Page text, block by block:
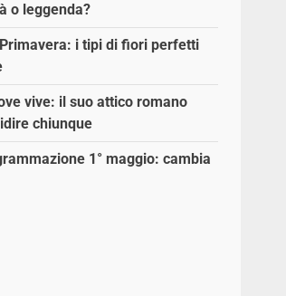
o leggenda?
i tipi di fiori perfetti
vive: il suo attico romano
chiunque
1° maggio: cambia